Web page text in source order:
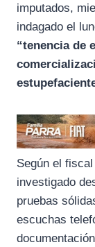
imputados,
indagado el
“tenencia de
Según el fiscal
investigado
pruebas
escuchas